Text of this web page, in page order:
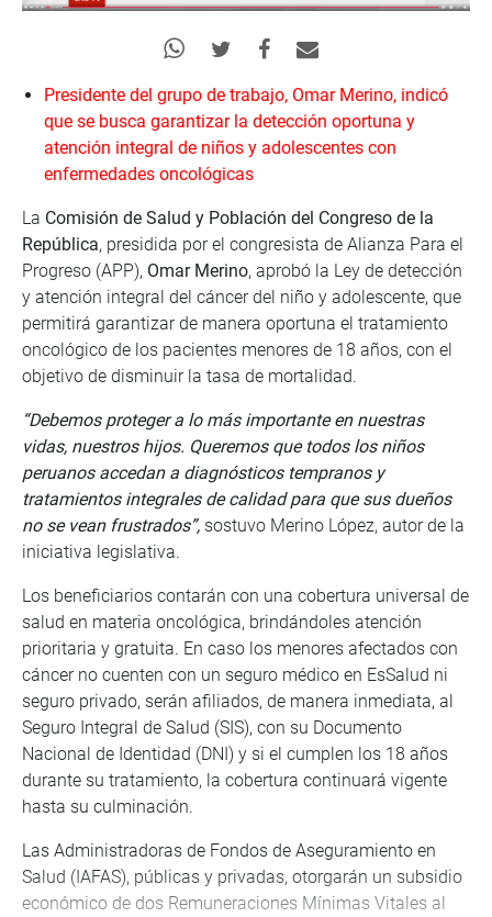
Presidente del grupo de trabajo, Omar Merino, indicó
que se busca garantizar la detección oportuna y
atención integral de niños y adolescentes con
enfermedades oncológicas
La Comisión de Salud y Población del Congreso de la
República, presidida por el congresista de Alianza Para el
Progreso (APP), Omar Merino, aprobó la Ley de detección
y atención integral del cáncer del niño y adolescente, que
permitirá garantizar de manera oportuna el tratamiento
oncológico de los pacientes menores de 18 años, con el
objetivo de disminuir la tasa de mortalidad.
“Debemos proteger a lo más importante en nuestras
vidas, nuestros hijos. Queremos que todos los niños
peruanos accedan a diagnósticos tempranos y
tratamientos integrales de calidad para que sus dueños
no se vean frustrados”, sostuvo Merino López, autor de la
iniciativa legislativa.
Los beneficiarios contarán con una cobertura universal de
salud en materia oncológica, brindándoles atención
prioritaria y gratuita. En caso los menores afectados con
cáncer no cuenten con un seguro médico en EsSalud ni
seguro privado, serán afiliados, de manera inmediata, al
Seguro Integral de Salud (SIS), con su Documento
Nacional de Identidad (DNI) y si el cumplen los 18 años
durante su tratamiento, la cobertura continuará vigente
hasta su culminación.
Las Administradoras de Fondos de Aseguramiento en
Salud (IAFAS), públicas y privadas, otorgarán un subsidio
económico de dos Remuneraciones Mínimas Vitales al